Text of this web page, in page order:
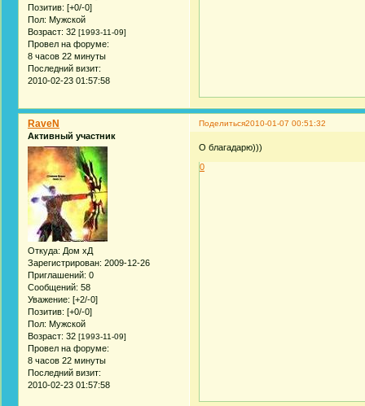
Позитив: [+0/-0]
Пол: Мужской
Возраст: 32 [1993-11-09]
Провел на форуме:
8 часов 22 минуты
Последний визит:
2010-02-23 01:57:58
Поделиться2010-01-07 00:51:32
RaveN
Активный участник
Откуда: Дом хД
Зарегистрирован: 2009-12-26
Приглашений: 0
Сообщений: 58
Уважение: [+2/-0]
Позитив: [+0/-0]
Пол: Мужской
Возраст: 32 [1993-11-09]
Провел на форуме:
8 часов 22 минуты
Последний визит:
2010-02-23 01:57:58
О благадарю)))
0